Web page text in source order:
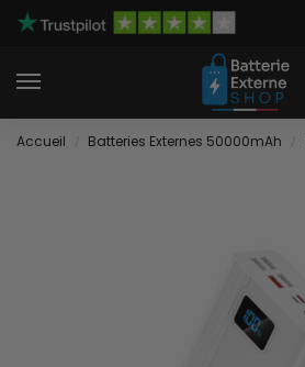
Accueil Batteries Externes 50000mAh